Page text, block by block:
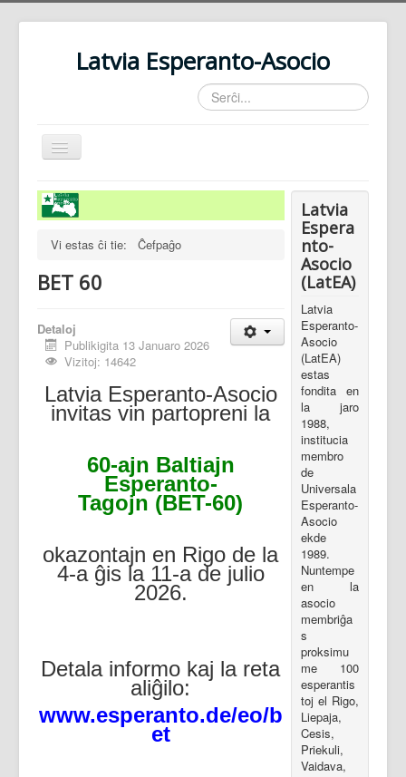
Latvia Esperanto-Asocio
Serĉi...
Baskuligi
Informo pri BET-60
Pri ni
Kontaktoj
Vi estas ĉi tie: Ĉefpaĝo
BET 60
Detaloj
Publikigita 13 Januaro 2026
Vizitoj: 14642
Latvia Esperanto-Asocio
invitas vin partopreni la
60-ajn Baltiajn
Esperanto-
Tagojn (BET-60)
okazontajn en Rigo de la
4-a ĝis la 11-a de julio
2026.
Detala informo kaj la reta
aliĝilo:
www.esperanto.de/eo/b
et
Latvia
Espera
nto-
Asocio
(LatEA)
Latvia
Esperanto-
Asocio
(LatEA)
estas
fondita en
la jaro
1988,
institucia
membro
de
Universala
Esperanto-
Asocio
ekde
1989.
Nuntempe
en la
asocio
membriĝa
s
proksimu
me 100
esperantis
toj el Rigo,
Liepaja,
Cesis,
Priekuli,
Vaidava,